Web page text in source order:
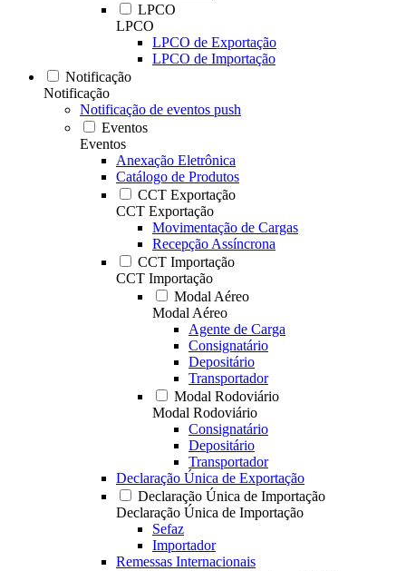
LPCO
LPCO
LPCO de Exportação
LPCO de Importação
Notificação
Notificação
Notificação de eventos push
Eventos
Eventos
Anexação Eletrônica
Catálogo de Produtos
CCT Exportação
CCT Exportação
Movimentação de Cargas
Recepção Assíncrona
CCT Importação
CCT Importação
Modal Aéreo
Modal Aéreo
Agente de Carga
Consignatário
Depositário
Transportador
Modal Rodoviário
Modal Rodoviário
Consignatário
Depositário
Transportador
Declaração Única de Exportação
Declaração Única de Importação
Declaração Única de Importação
Sefaz
Importador
Remessas Internacionais